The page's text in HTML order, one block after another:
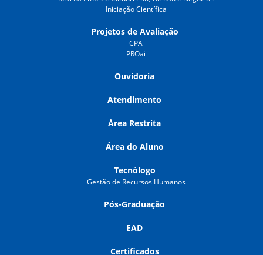
Iniciação Científica
Projetos de Avaliação
CPA
PROai
Ouvidoria
Atendimento
Área Restrita
Área do Aluno
Tecnólogo
Gestão de Recursos Humanos
Pós-Graduação
EAD
Certificados